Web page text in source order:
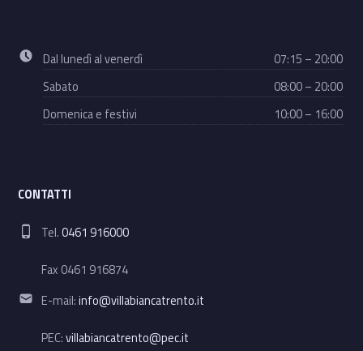
Business hours:
Dal lunedì al venerdì
07:15 – 20:00
Sabato
08:00 – 20:00
Domenica e festivi
10:00 – 16:00
CONTATTI
Phone number:
Tel.0461 916000
Fax 0461 916874
Email address:
E-mail:info@villabiancatrento.it
PEC:villabiancatrento@pec.it